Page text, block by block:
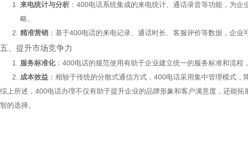
来电统计与分析 ：400电话系统集成的来电统计、通话录音等功能，为
略。
精准营销 ：基于400电话的来电记录、通话时长、客服评价等数据，企
五、提升市场竞争力
服务标准化：400电话的规范使用有助于企业建立统一的服务标准和流程
成本效益 ：相较于传统的分散式通信方式，400电话采用集中管理模式
综上所述，400电话办理不仅有助于提升企业的品牌形象和客户满意度，还能
智的选择。